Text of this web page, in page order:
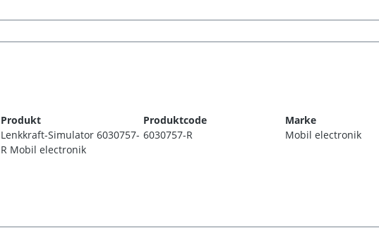
Produkt
Lenkkraft-Simulator 6030757-
R Mobil electronik
Produktcode
6030757-R
Marke
Mobil electronik